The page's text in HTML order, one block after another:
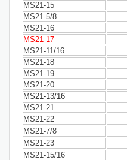
MS21-15
MS21-5/8
MS21-16
MS21-17
MS21-11/16
MS21-18
MS21-19
MS21-20
MS21-13/16
MS21-21
MS21-22
MS21-7/8
MS21-23
MS21-15/16